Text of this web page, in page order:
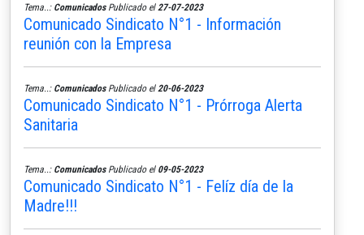
Tema..: ComunicadosPublicado el 27-07-2023
Comunicado Sindicato N°1 - Información
reunión con la Empresa
Tema..: ComunicadosPublicado el 20-06-2023
Comunicado Sindicato N°1 - Prórroga Alerta
Sanitaria
Tema..: ComunicadosPublicado el 09-05-2023
Comunicado Sindicato N°1 - Felíz día de la
Madre!!!